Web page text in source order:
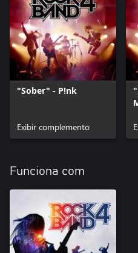
"Sober" - P!nk
Exibir complemento
Funciona com